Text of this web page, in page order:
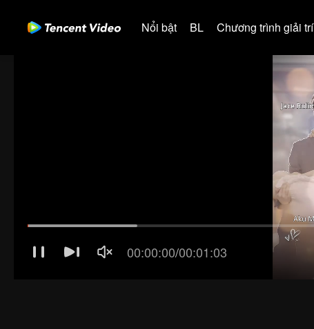
Nổi bật BL Chương trình giải trí